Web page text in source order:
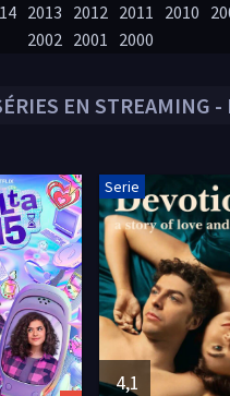
EN STREAMING -
4,1
Serie
2013 2012 2011 2010
2002 2001 2000